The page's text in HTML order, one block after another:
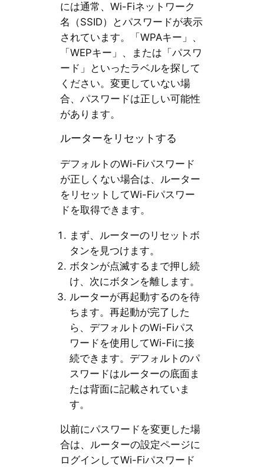
には通常、Wi-Fiネットワーク
名（SSID）とパスワードが表示
されています。「WPAキー」、
「WEPキー」、または「パスワ
ード」といったラベルを探して
ください。変更していない場
合、パスワードは正しい可能性
があります。
ルーターをリセットする
デフォルトのWi-Fiパスワード
が正しくない場合は、ルーター
をリセットしてWi-Fiパスワー
ドを取得できます。
まず、ルーターのリセットボ
タンを見つけます。
ボタンが点滅するまで押し続
け、次にボタンを離します。
ルーターが再起動するのを待
ちます。再起動が完了した
ら、デフォルトのWi-Fiパス
ワードを使用してWi-Fiに接
続できます。デフォルトのパ
スワードはルーターの底面ま
たは背面に記載されていま
す。
以前にパスワードを変更した場
合は、ルーターの設定ページに
ログインしてWi-Fiパスワード